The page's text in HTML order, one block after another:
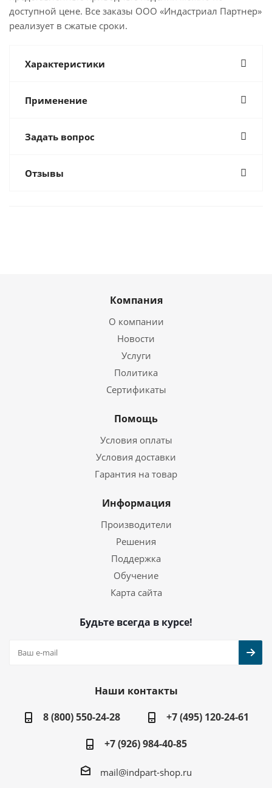
доступной цене. Все заказы ООО «Индастриал Партнер»
реализует в сжатые сроки.
Характеристики
Применение
Задать вопрос
Отзывы
Компания
О компании
Новости
Услуги
Политика
Сертификаты
Помощь
Условия оплаты
Условия доставки
Гарантия на товар
Информация
Производители
Решения
Поддержка
Обучение
Карта сайта
Будьте всегда в курсе!
Наши контакты
8 (800) 550-24-28
+7 (495) 120-24-61
+7 (926) 984-40-85
mail@indpart-shop.ru